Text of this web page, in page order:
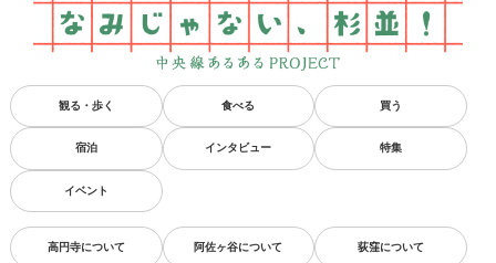
観る・歩く 食べる 買う
宿泊 インタビュー 特集
イベント
高円寺について 阿佐ヶ谷について 荻窪について